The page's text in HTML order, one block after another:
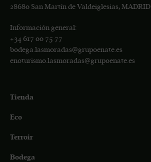
28680 San Martín de Valdeiglesias, MADRID
Información general:
+34 617 00 75 77
bodega.lasmoradas@grupoenate.es
enoturismo.lasmoradas@grupoenate.es
Tienda
Eco
Terroir
Bodega